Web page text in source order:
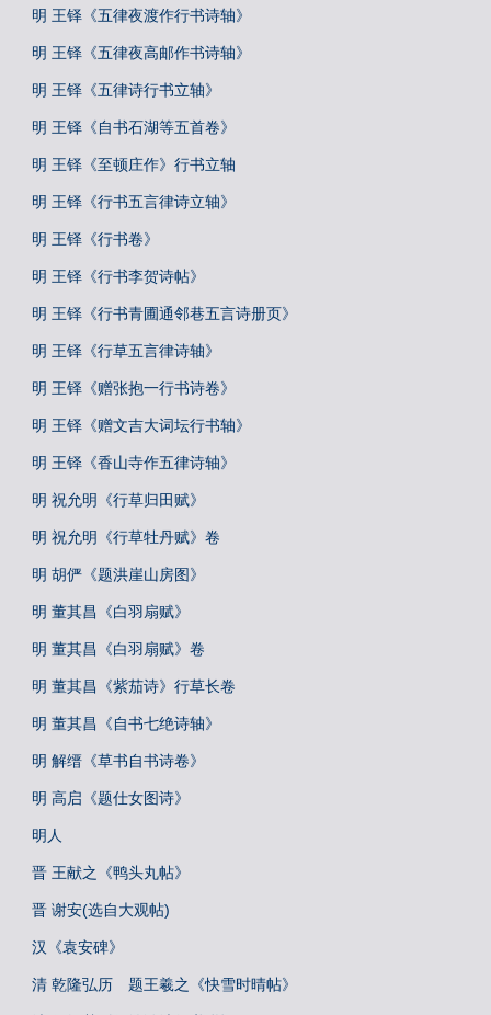
明 王铎《五律夜渡作行书诗轴》
明 王铎《五律夜高邮作书诗轴》
明 王铎《五律诗行书立轴》
明 王铎《自书石湖等五首卷》
明 王铎《至顿庄作》行书立轴
明 王铎《行书五言律诗立轴》
明 王铎《行书卷》
明 王铎《行书李贺诗帖》
明 王铎《行书青圃通邻巷五言诗册页》
明 王铎《行草五言律诗轴》
明 王铎《赠张抱一行书诗卷》
明 王铎《赠文吉大词坛行书轴》
明 王铎《香山寺作五律诗轴》
明 祝允明《行草归田赋》
明 祝允明《行草牡丹赋》卷
明 胡俨《题洪崖山房图》
明 董其昌《白羽扇赋》
明 董其昌《白羽扇赋》卷
明 董其昌《紫茄诗》行草长卷
明 董其昌《自书七绝诗轴》
明 解缙《草书自书诗卷》
明 高启《题仕女图诗》
明人
晋 王献之《鸭头丸帖》
晋 谢安(选自大观帖)
汉《袁安碑》
清 乾隆弘历 题王羲之《快雪时晴帖》